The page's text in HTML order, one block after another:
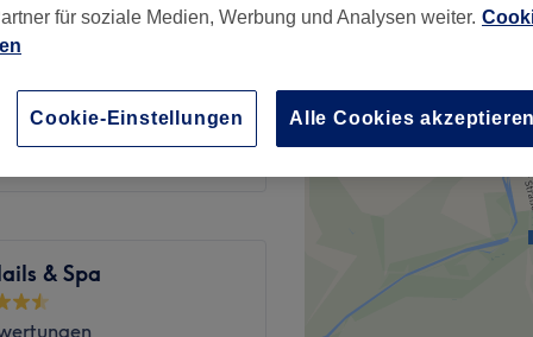
15 €
32 €
35 €
& Spa
für soziale Medien, Werbung und Analysen weiter.
Cookie-Einstellungen Alle Cookies akzeptieren